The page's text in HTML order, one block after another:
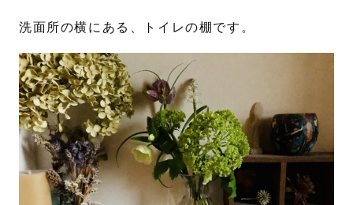
洗面所の横にある、トイレの棚です。